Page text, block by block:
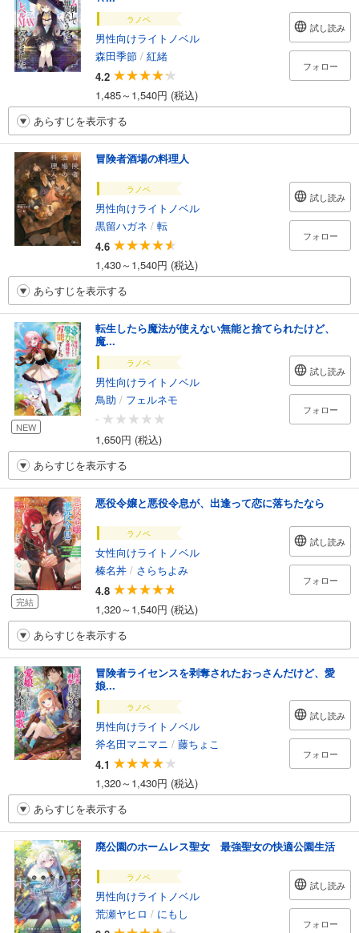
ラノベ
男性向けライトノベル
森田季節 / 紅緒
4.2
1,485～1,540円 (税込)
試し読み
フォロー
あらすじを表示する
冒険者酒場の料理人
ラノベ
男性向けライトノベル
黒留ハガネ / 転
4.6
1,430～1,540円 (税込)
試し読み
フォロー
あらすじを表示する
NEW
転生したら魔法が使えない無能と捨てられたけど、
魔...
ラノベ
男性向けライトノベル
鳥助 / フェルネモ
-
1,650円 (税込)
試し読み
フォロー
あらすじを表示する
完結
悪役令嬢と悪役令息が、出逢って恋に落ちたなら
ラノベ
女性向けライトノベル
榛名丼 / さらちよみ
4.8
1,320～1,540円 (税込)
試し読み
フォロー
あらすじを表示する
冒険者ライセンスを剥奪されたおっさんだけど、愛
娘...
ラノベ
男性向けライトノベル
斧名田マニマニ / 藤ちょこ
4.1
1,320～1,430円 (税込)
試し読み
フォロー
あらすじを表示する
廃公園のホームレス聖女 最強聖女の快適公園生活
ラノベ
男性向けライトノベル
荒瀬ヤヒロ / にもし
試し読み
フォロー